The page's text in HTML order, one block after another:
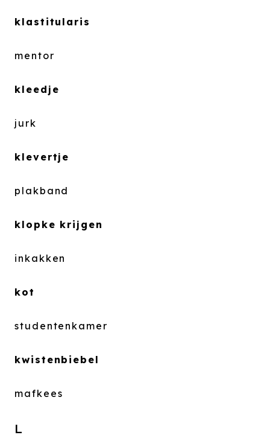
klastitularis
mentor
kleedje
jurk
klevertje
plakband
klopke krijgen
inkakken
kot
studentenkamer
kwistenbiebel
mafkees
L